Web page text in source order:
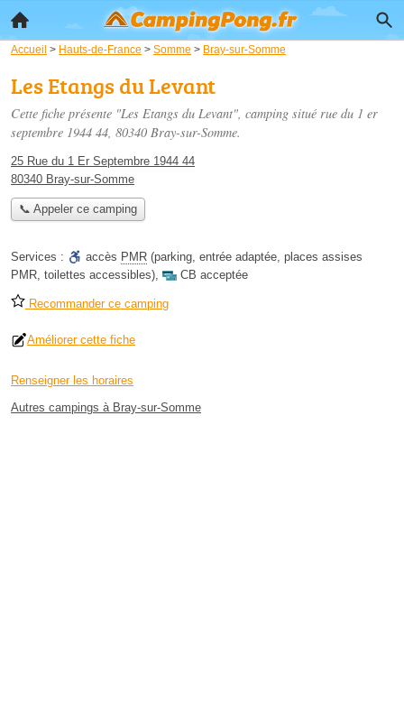
Accueil > Hauts-de-France > Somme > Bray-sur-Somme
Les Etangs du Levant
Cette fiche présente "Les Etangs du Levant", camping situé rue du 1 er
septembre 1944 44, 80340 Bray-sur-Somme.
25 Rue du 1 Er Septembre 1944 44
80340 Bray-sur-Somme
📞 Appeler ce camping
Services : accès PMR (parking, entrée adaptée, places assises
PMR, toilettes accessibles), CB acceptée
Recommander ce camping
Améliorer cette fiche
Renseigner les horaires
Autres campings à Bray-sur-Somme